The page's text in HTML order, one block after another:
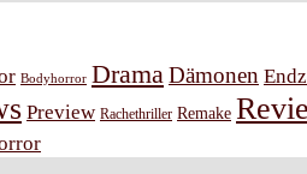
Bodyhorror Drama Dämonen
Preview Rachethriller Remake